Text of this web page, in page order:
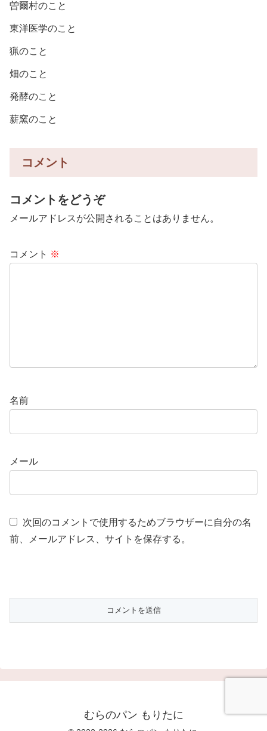
曽爾村のこと
東洋医学のこと
猟のこと
畑のこと
発酵のこと
薪窯のこと
コメント
コメントをどうぞ
メールアドレスが公開されることはありません。
コメント ※
名前
メール
次回のコメントで使用するためブラウザーに自分の名
前、メールアドレス、サイトを保存する。
むらのパン もりたに